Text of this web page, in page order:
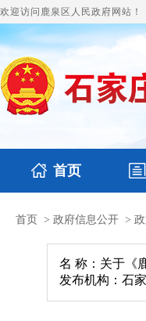
欢迎访问鹿泉区人民政府网站！
首页
国务要闻
首页 > 政府信息公开 >
名 称：关于《
发布机构：石